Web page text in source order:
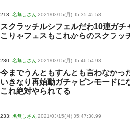
213: 名無しさん 2021/03/15(月) 05:35:42.58
スクラッチルシフェルだわ10連ガチ
こりゃフェスもこれからのスクラッ
230: 名無しさん 2021/03/15(月) 05:46:54.93
今までうんともすんとも言わなかっ
いきなり再始動ガチャピンモードに
これ絶対やられてる
233: 名無しさん 2021/03/15(月) 05:47:30.99